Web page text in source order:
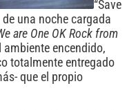
“Save
una noche cargada
are One OK Rock from
encendido,
totalmente entregado
que el propio